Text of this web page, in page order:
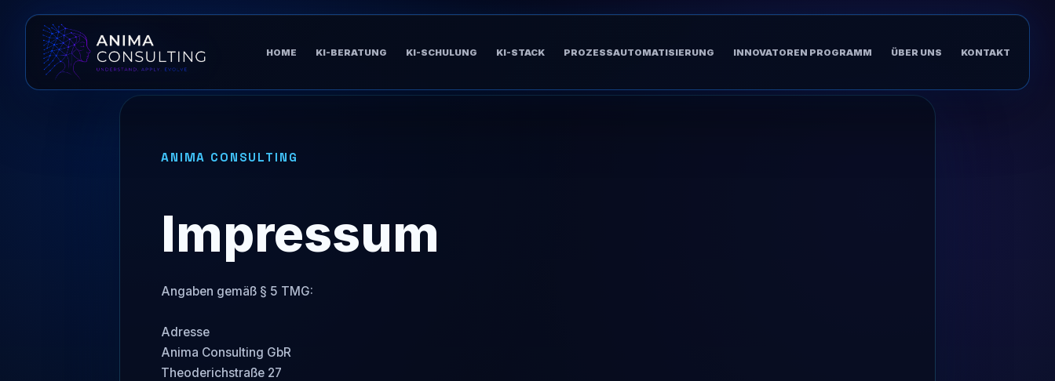
HOME KI-BERATUNG KI-SCHULUNG KI-STACK PROZESSAUTOMATISIERUNG INNOVATOREN PROGRAMM ÜBER UNS KONTAKT
ANIMA CONSULTING
Impressum
Angaben gemäß § 5 TMG:
Adresse
Anima Consulting GbR
Theoderichstraße 27